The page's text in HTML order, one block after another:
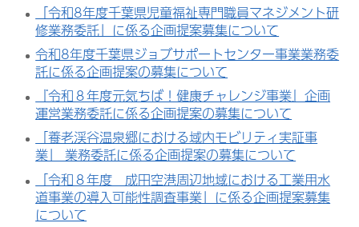
「令和8年度千葉県児童福祉専門職員マネジメント研
修業務委託」に係る企画提案募集について
令和8年度千葉県ジョブサポートセンター事業業務委
託に係る企画提案の募集について
『令和８年度元気ちば！健康チャレンジ事業』企画
運営業務委託に係る企画提案の募集について
「養老渓谷温泉郷における域内モビリティ実証事
業」 業務委託に係る企画提案の募集について
「令和８年度 成田空港周辺地域における工業用水
道事業の導入可能性調査事業」に係る企画提案募集
について